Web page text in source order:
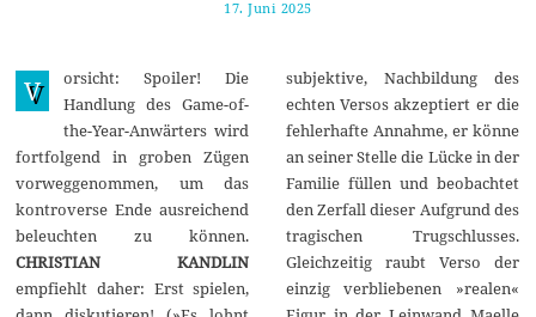
17. Juni 2025
u
n
i
2
0
2
5
V
orsicht: Spoiler! Die
Handlung des Game-of-
the-Year-Anwärters wird
fortfolgend in groben Zügen
vorweggenommen, um das
kontroverse Ende ausreichend
beleuchten zu können.
CHRISTIAN KANDLIN
empfiehlt daher: Erst spielen,
subjektive, Nachbildung des
echten Versos akzeptiert er die
fehlerhafte Annahme, er könne
an seiner Stelle die Lücke in der
Familie füllen und beobachtet
den Zerfall dieser Aufgrund des
tragischen Trugschlusses.
Gleichzeitig raubt Verso der
einzig verbliebenen »realen«